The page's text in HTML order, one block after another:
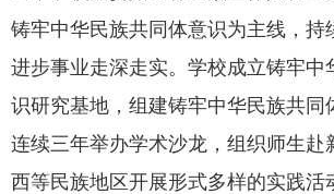
铸牢中华民族共同体意识为主线，持
进步事业走深走实。学校成立铸牢中
识研究基地，组建铸牢中华民族共同
连续三年举办学术沙龙，组织师生赴
西等民族地区开展形式多样的实践活